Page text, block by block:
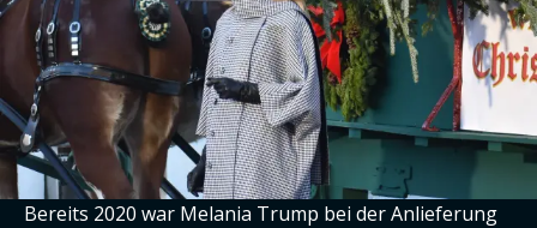
Bereits 2020 war Melania Trump bei der Anlieferung